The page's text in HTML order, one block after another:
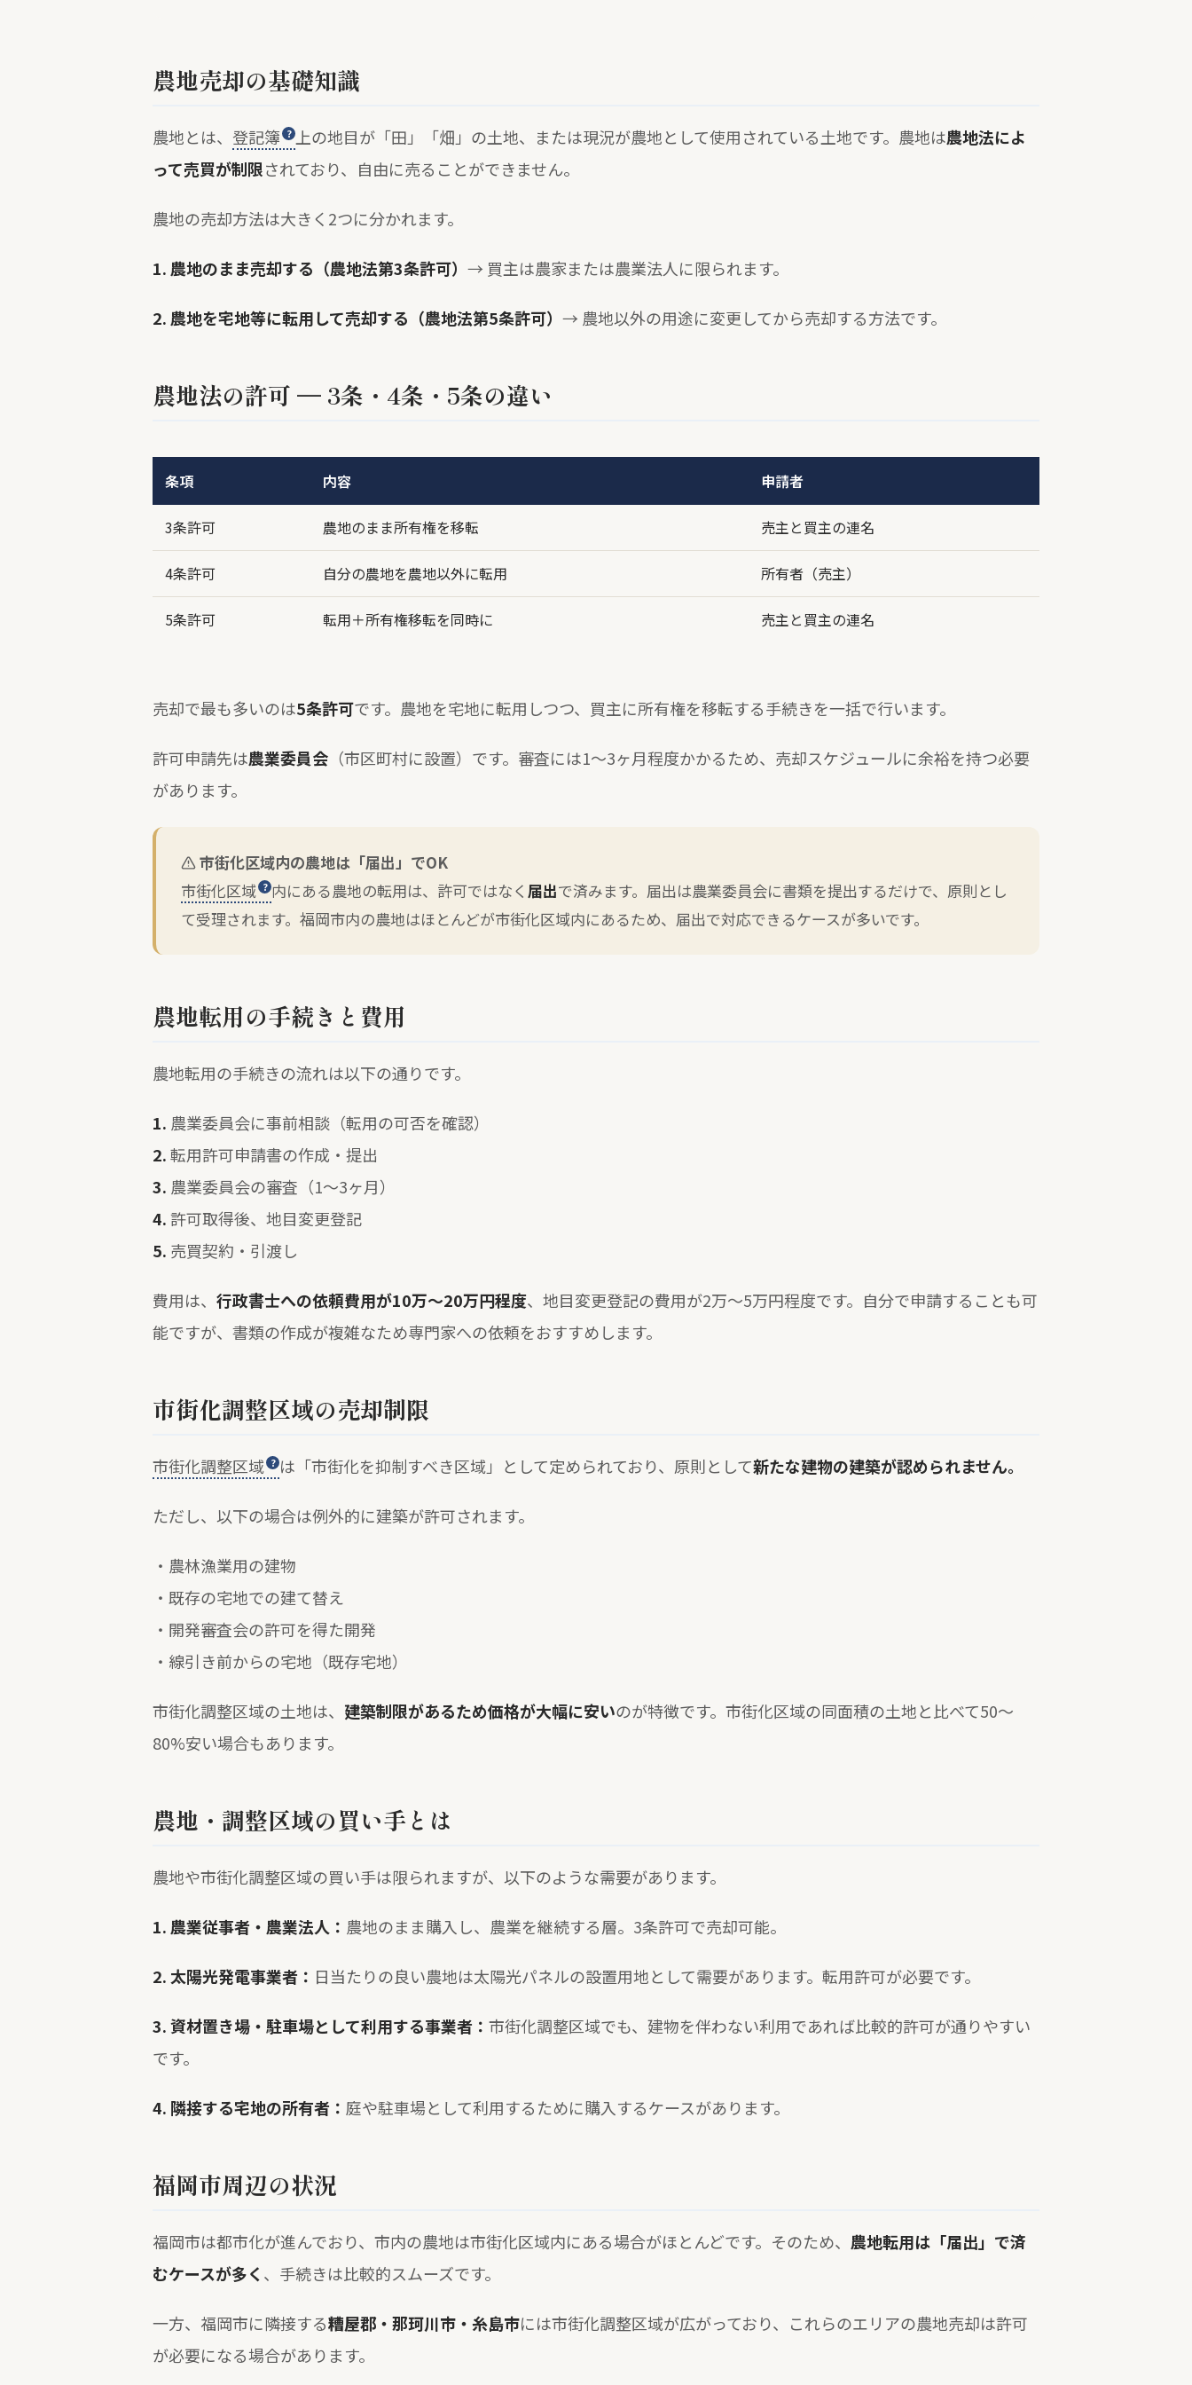
農地売却の基礎知識
農地とは、 登記簿 上の地目が「田」「畑」の土地、または現況が農地として使用されている土地です。農地は農地法によ
って売買が制限されており、自由に売ることができません。
農地の売却方法は大きく2つに分かれます。
1. 農地のまま売却する（農地法第3条許可） → 買主は農家または農業法人に限られます。
2. 農地を宅地等に転用して売却する（農地法第5条許可） → 農地以外の用途に変更してから売却する方法です。
農地法の許可 — 3条・4条・5条の違い
条項 内容 申請者
3条許可 農地のまま所有権を移転 売主と買主の連名
4条許可 自分の農地を農地以外に転用 所有者（売主）
5条許可 転用＋所有権移転を同時に 売主と買主の連名
売却で最も多いのは5条許可です。農地を宅地に転用しつつ、買主に所有権を移転する手続きを一括で行います。
許可申請先は農業委員会 （市区町村に設置）です。審査には1〜3ヶ月程度かかるため、売却スケジュールに余裕を持つ必要
があります。
市街化区域内の農地は「届出」でOK
市街化区域
内にある農地の転用は、許可ではなく 届出で済みます。届出は農業委員会に書類を提出するだけで、原則とし
て受理されます。福岡市内の農地はほとんどが市街化区域内にあるため、届出で対応できるケースが多いです。
農地転用の手続きと費用
農地転用の手続きの流れは以下の通りです。
1. 農業委員会に事前相談（転用の可否を確認）
2.転用許可申請書の作成・提出
3. 農業委員会の審査（1〜3ヶ月）
4.許可取得後、地目変更登記
5. 売買契約・引渡し
費用は、 行政書士への依頼費用が10万〜20万円程度、地目変更登記の費用が2万〜5万円程度です。自分で申請することも可
能ですが、書類の作成が複雑なため専門家への依頼をおすすめします。
市街化調整区域の売却制限
市街化調整区域 は「市街化を抑制すべき区域」として定められており、原則として新たな建物の建築が認められません。
ただし、以下の場合は例外的に建築が許可されます。
・農林漁業用の建物
・既存の宅地での建て替え
・開発審査会の許可を得た開発
・線引き前からの宅地（既存宅地）
市街化調整区域の土地は、 建築制限があるため価格が大幅に安いのが特徴です。市街化区域の同面積の土地と比べて50〜
80%安い場合もあります。
農地・調整区域の買い手とは
農地や市街化調整区域の買い手は限られますが、以下のような需要があります。
1. 農業従事者・農業法人： 農地のまま購入し、農業を継続する層。3条許可で売却可能。
2. 太陽光発電事業者： 日当たりの良い農地は太陽光パネルの設置用地として需要があります。転用許可が必要です。
3. 資材置き場・駐車場として利用する事業者： 市街化調整区域でも、建物を伴わない利用であれば比較的許可が通りやすい
です。
4. 隣接する宅地の所有者： 庭や駐車場として利用するために購入するケースがあります。
福岡市周辺の状況
福岡市は都市化が進んでおり、市内の農地は市街化区域内にある場合がほとんどです。そのため、 農地転用は「届出」で済
むケースが多く 、手続きは比較的スムーズです。
一方、福岡市に隣接する糟屋郡・那珂川市・糸島市には市街化調整区域が広がっており、これらのエリアの農地売却は許可
が必要になる場合があります。